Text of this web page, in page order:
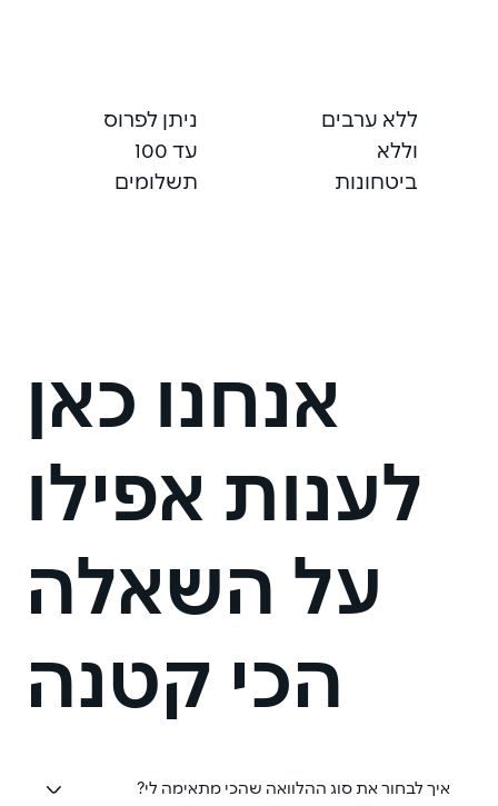
ניתן לפרוס
עד 100
תשלומים
ללא ערבים
וללא
ביטחונות
אנחנו כאן
לענות אפילו
על השאלה
הכי קטנה
איך לבחור את סוג ההלוואה שהכי מתאימה לי?